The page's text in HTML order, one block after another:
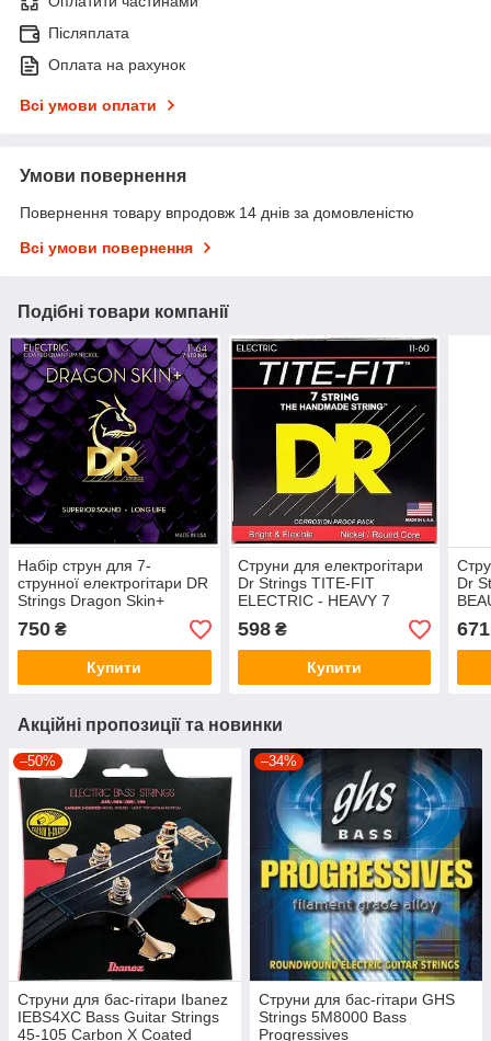
Післяплата
Оплата на рахунок
Всі умови оплати
Умови повернення
Повернення товару впродовж 14 днів за домовленістю
Всі умови повернення
Подібні товари компанії
Набір струн для 7-
струнної електрогітари DR
Strings Dragon Skin+
Electric — Heavy 7-string
(11-64)
750 ₴
Купити
Струни для електрогітари
Dr Strings TITE-FIT
ELECTRIC - HEAVY 7
598₴
Купити
Dr
671
Акційні пропозиції та новинки
–50%
Струни для бас-гітари Ibanez
IEBS4XC Bass Guitar Strings
45-105 Carbon X Coated
–34%
Струни для бас-гітари GHS
Strings 5M8000 Bass
Progressives